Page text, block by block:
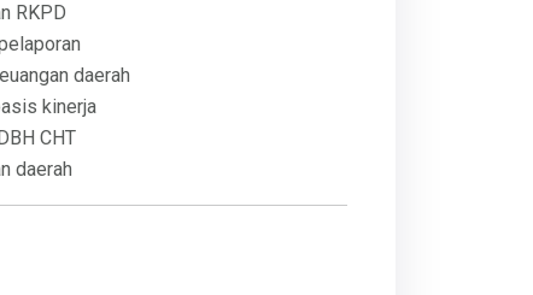
RKPD
daerah
kinerja
CHT
daerah